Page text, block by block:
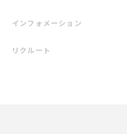
インフォメーション
リクルート